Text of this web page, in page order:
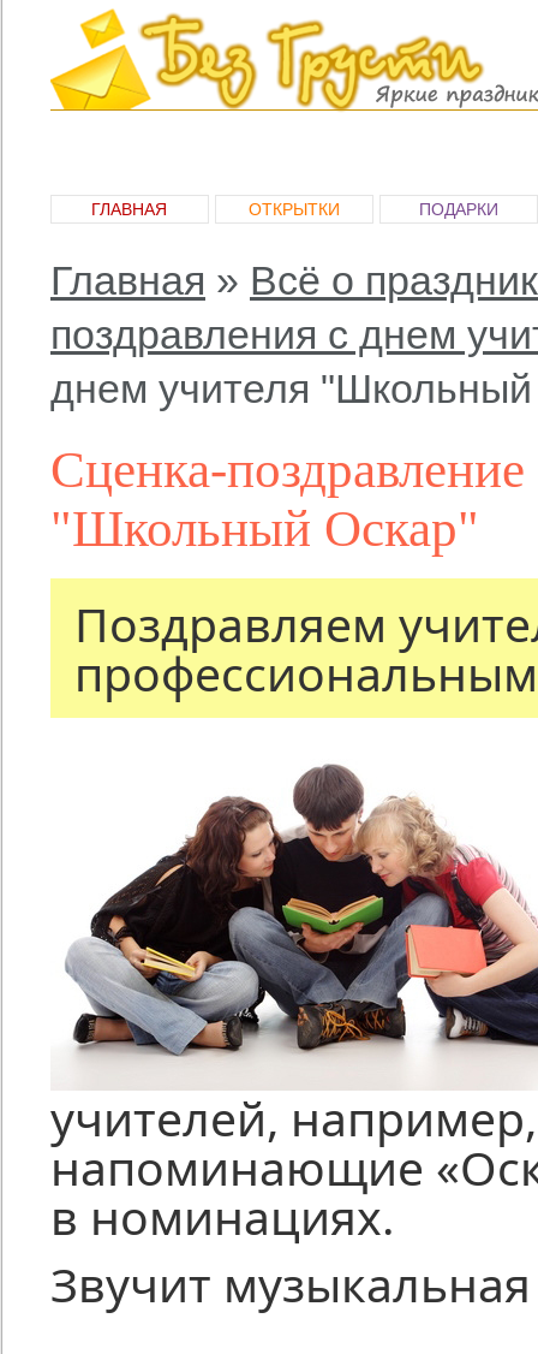
ГЛАВНАЯ ОТКРЫТКИ ПОДАРКИ
Главная » Всё о
поздравления с днем
днем учителя
Сценка-
"Школьный Оскар"
Поздравляем
учителей,
напоминающие
в номинациях.
Звучит музыкальная